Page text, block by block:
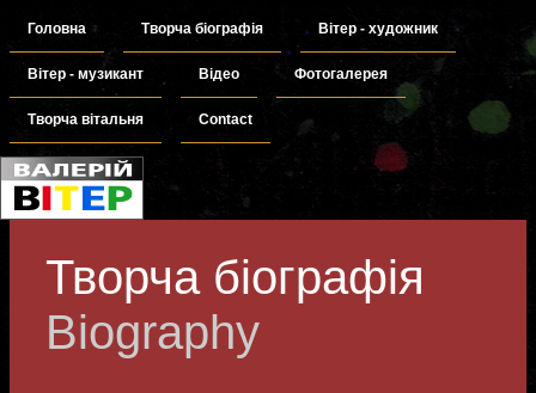
Головна Творча біографія Вітер - художник
Вітер - музикант Відео Фотогалерея
Творча вітальня Contact
Творча біографія
Biography